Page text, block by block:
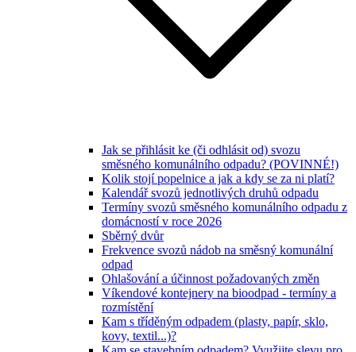
Jak se přihlásit ke (či odhlásit od) svozu
směsného komunálního odpadu? (POVINNÉ!)
Kolik stojí popelnice a jak a kdy se za ni platí?
Kalendář svozů jednotlivých druhů odpadu
Termíny svozů směsného komunálního odpadu z
domácností v roce 2026
Sběrný dvůr
Frekvence svozů nádob na směsný komunální
odpad
Ohlašování a účinnost požadovaných změn
Víkendové kontejnery na bioodpad - termíny a
rozmístění
Kam s tříděným odpadem (plasty, papír, sklo,
kovy, textil...)?